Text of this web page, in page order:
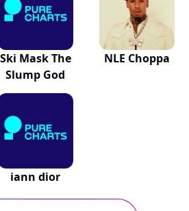
Ski Mask The
Slump God
NLE Choppa
iann dior